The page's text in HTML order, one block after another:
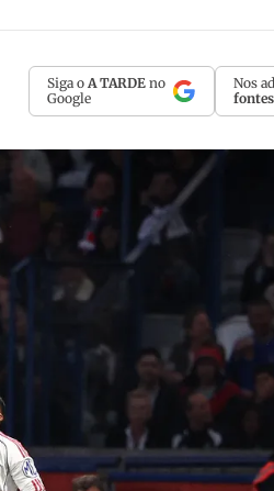
Siga o A TARDE no
Google
Nos